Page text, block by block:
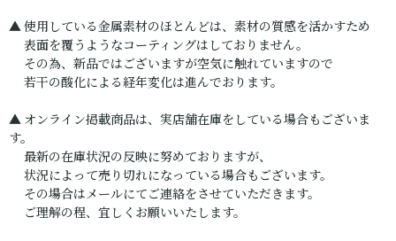
▲ 使用している金属素材のほとんどは、素材の質感を活かすため
表面を覆うようなコーティングはしておりません。
その為、新品ではございますが空気に触れていますので
若干の酸化による経年変化は進んでおります。
▲ オンライン掲載商品は、実店舗在庫をしている場合もございま
す。
最新の在庫状況の反映に努めておりますが、
状況によって売り切れになっている場合もございます。
その場合はメールにてご連絡をさせていただきます。
ご理解の程、宜しくお願いいたします。